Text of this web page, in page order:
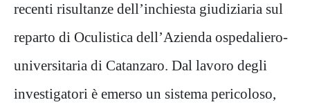
recenti risultanze dell’inchiesta giudiziaria sul
reparto di Oculistica dell’Azienda ospedaliero-
universitaria di Catanzaro. Dal lavoro degli
investigatori è emerso un sistema pericoloso,